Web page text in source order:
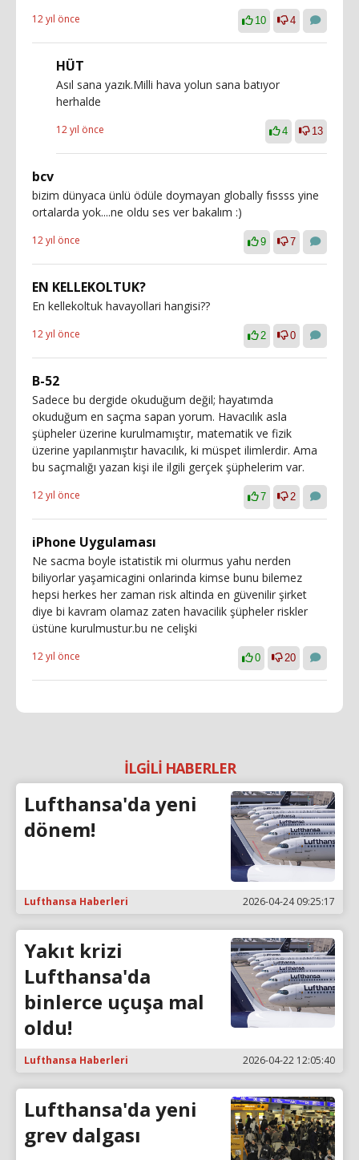
12 yıl önce 10 4
HÜT
Asıl sana yazık.Milli hava yolun sana batıyor
herhalde
12 yıl önce 4 13
bcv
bizim dünyaca ünlü ödüle doymayan globally fıssss yine
ortalarda yok....ne oldu ses ver bakalım :)
12 yıl önce 9 7
EN KELLEKOLTUK?
En kellekoltuk havayollari hangisi??
12 yıl önce 2 0
B-52
Sadece bu dergide okuduğum değil; hayatımda
okuduğum en saçma sapan yorum. Havacılık asla
şüpheler üzerine kurulmamıştır, matematik ve fizik
üzerine yapılanmıştır havacılık, ki müspet ilimlerdir. Ama
bu saçmalığı yazan kişi ile ilgili gerçek şüphelerim var.
12 yıl önce 7 2
iPhone Uygulaması
Ne sacma boyle istatistik mi olurmus yahu nerden
biliyorlar yaşamicagini onlarinda kimse bunu bilemez
hepsi herkes her zaman risk altinda en güvenilir şirket
diye bi kavram olamaz zaten havacilik şüpheler riskler
üstüne kurulmustur.bu ne celişki
12 yıl önce 0 20
İLGİLİ HABERLER
Lufthansa'da yeni
dönem!
Lufthansa Haberleri 2026-04-24 09:25:17
Yakıt krizi
Lufthansa'da
binlerce uçuşa mal
oldu!
Lufthansa Haberleri 2026-04-22 12:05:40
Lufthansa'da yeni
grev dalgası